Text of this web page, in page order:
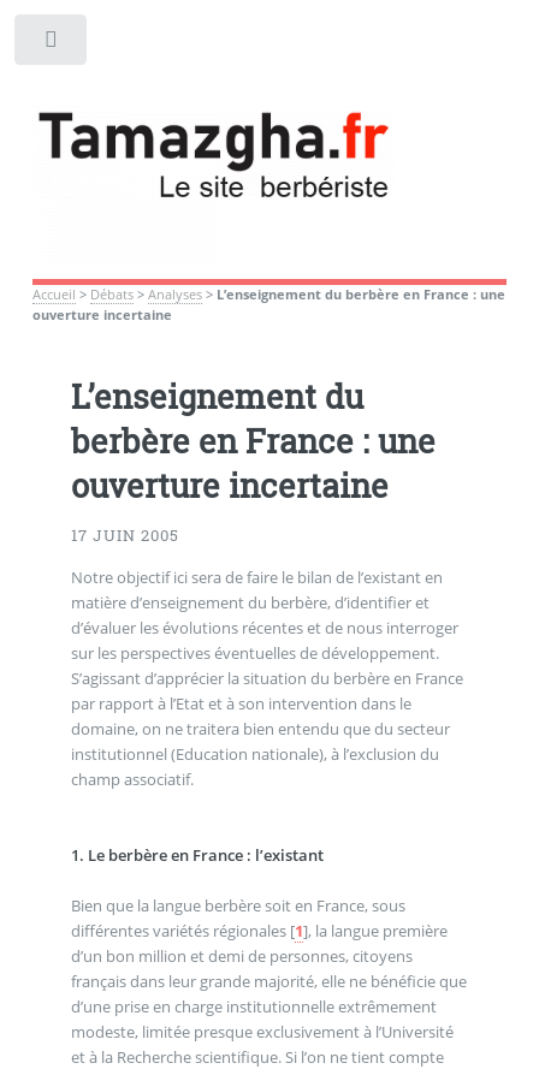
Accueil > Débats> Analyses> L’enseignement du berbère en France : une
ouverture incertaine
L’enseignement du
berbère en France : une
ouverture incertaine
17 JUIN 2005
Notre objectif ici sera de faire le bilan de l’existant en
matière d’enseignement du berbère, d’identifier et
d’évaluer les évolutions récentes et de nous interroger
sur les perspectives éventuelles de développement.
S’agissant d’apprécier la situation du berbère en France
par rapport à l’Etat et à son intervention dans le
domaine, on ne traitera bien entendu que du secteur
institutionnel (Education nationale), à l’exclusion du
champ associatif.
1. Le berbère en France : l’existant
Bien que la langue berbère soit en France, sous
différentes variétés régionales[1], la langue première
d’un bon million et demi de personnes, citoyens
français dans leur grande majorité, elle ne bénéficie que
d’une prise en charge institutionnelle extrêmement
modeste, limitée presque exclusivement à l’Université
et à la Recherche scientifique. Si l’on ne tient compte